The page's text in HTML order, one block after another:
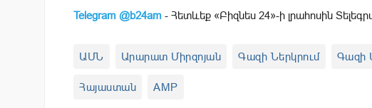
Telegram @b24am - Հետևեք «Բիզնես 24»-ի լրահոսին
ԱՄՆ Արարատ Միրզոյան Գազի Ներկրում Գազի
Հայաստան AMP